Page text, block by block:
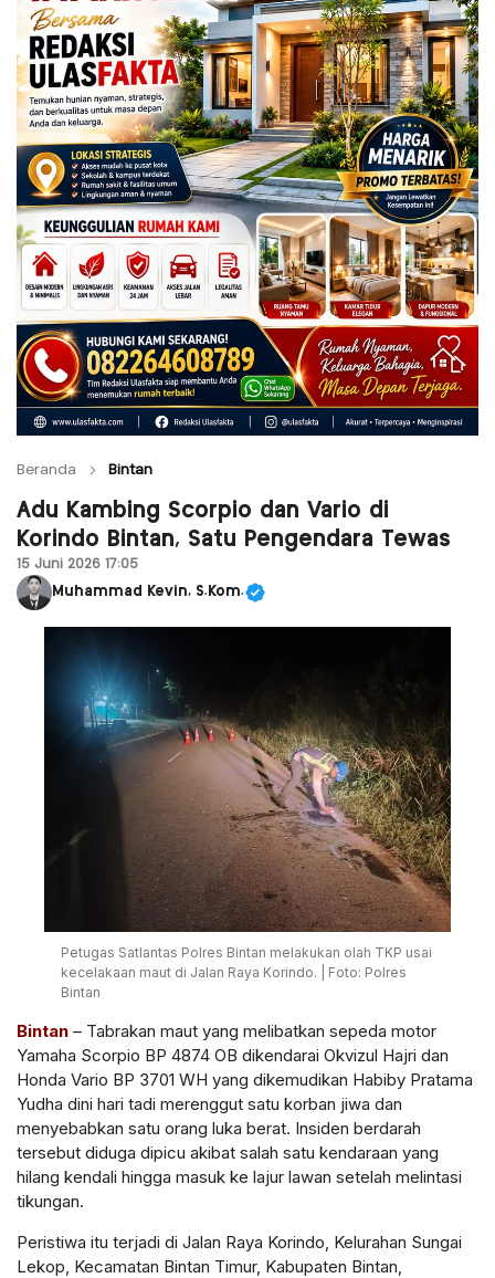
Beranda Bintan
Adu Kambing Scorpio dan Vario di
Korindo Bintan, Satu Pengendara Tewas
15 Juni 2026 17:05
Muhammad Kevin, S.Kom.
Petugas Satlantas Polres Bintan melakukan olah TKP usai
kecelakaan maut di Jalan Raya Korindo. | Foto: Polres
Bintan
Bintan – Tabrakan maut yang melibatkan sepeda motor
Yamaha Scorpio BP 4874 OB dikendarai Okvizul Hajri dan
Honda Vario BP 3701 WH yang dikemudikan Habiby Pratama
Yudha dini hari tadi merenggut satu korban jiwa dan
menyebabkan satu orang luka berat. Insiden berdarah
tersebut diduga dipicu akibat salah satu kendaraan yang
hilang kendali hingga masuk ke lajur lawan setelah melintasi
tikungan.
Peristiwa itu terjadi di Jalan Raya Korindo, Kelurahan Sungai
Lekop, Kecamatan Bintan Timur, Kabupaten Bintan,